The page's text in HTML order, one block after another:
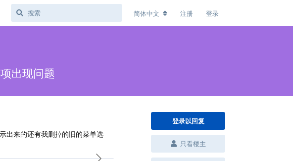
简体中文 注册 登录
出现问题
登录以回复
只看楼主
出来的还有我删掉的旧的菜单选